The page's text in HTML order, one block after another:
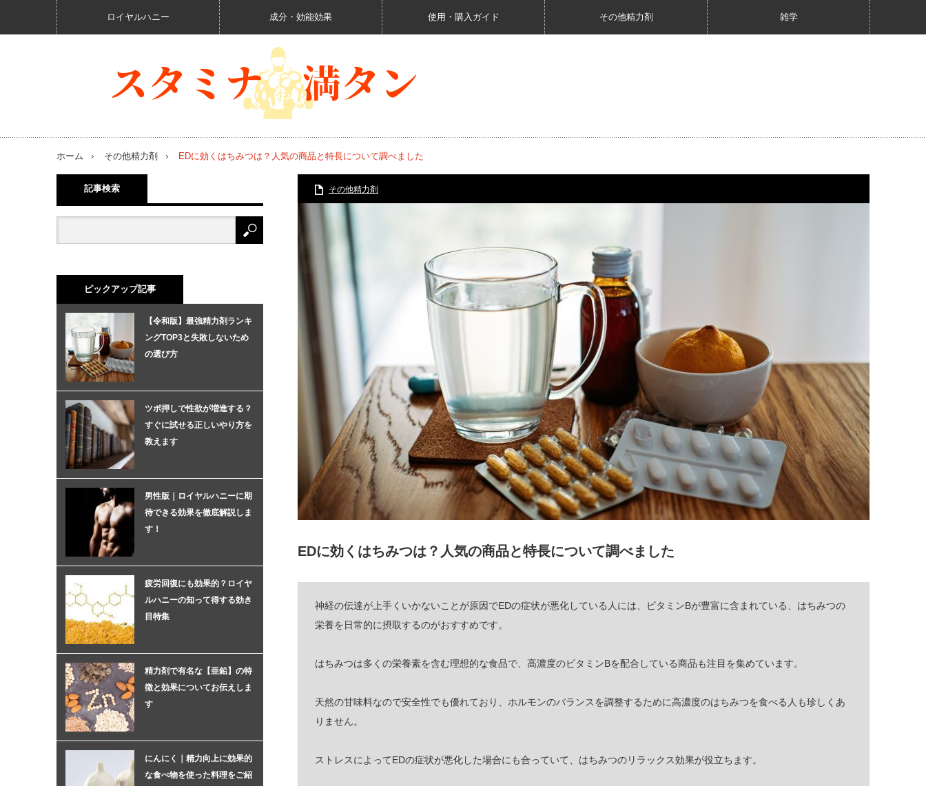
ロイヤルハニー 成分・効能効果 使用・購入ガイド その他精力剤 雑学
ホーム その他精力剤 EDに効くはちみつは？人気の商品と特長について調べました
その他精力剤
EDに効くはちみつは？人気の商品と特長について調べました
神経の伝達が上手くいかないことが原因でEDの症状が悪化している人には、ビタミンBが豊富に含まれている、はちみつの
栄養を日常的に摂取するのがおすすめです。
はちみつは多くの栄養素を含む理想的な食品で、高濃度のビタミンBを配合している商品も注目を集めています。
天然の甘味料なので安全性でも優れており、ホルモンのバランスを調整するために高濃度のはちみつを食べる人も珍しくあ
りません。
ストレスによってEDの症状が悪化した場合にも合っていて、はちみつのリラックス効果が役立ちます。
記事検索
ピックアップ記事
【令和版】最強精力剤ランキ
ングTOP3と失敗しないため
の選び方
ツボ押しで性欲が増進する？
すぐに試せる正しいやり方を
教えます
男性版｜ロイヤルハニーに期
待できる効果を徹底解説しま
す！
疲労回復にも効果的？ロイヤ
ルハニーの知って得する効き
目特集
精力剤で有名な【亜鉛】の特
徴と効果についてお伝えしま
す
にんにく｜精力向上に効果的
な食べ物を使った料理をご紹